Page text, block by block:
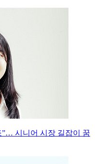
”… 시니어 시장 길잡이 꿈